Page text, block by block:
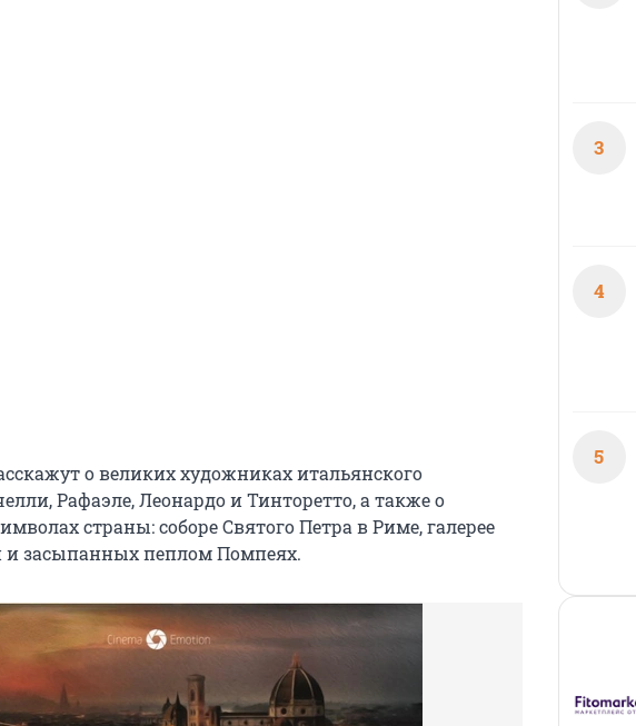
о великих художниках итальянского
Рафаэле, Леонардо и Тинторетто, а также о
страны: соборе Святого Петра в Риме, галерее
засыпанных пеплом Помпеях.
3
4
5